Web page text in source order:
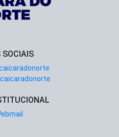
SOCIAIS